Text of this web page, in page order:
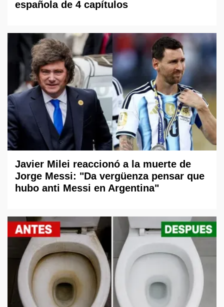
española de 4 capítulos
Javier Milei reaccionó a la muerte de
Jorge Messi: "Da vergüenza pensar que
hubo anti Messi en Argentina"